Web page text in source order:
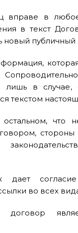
вправе в
в текст
новый публичный
лишь в
текстом
что
стороны
дает
во всех
договор